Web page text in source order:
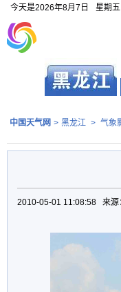
今天是2026年8月7日
星期五
中国天气网 > 黑龙江 > 气象
2010-05-01 11:08:58 来源